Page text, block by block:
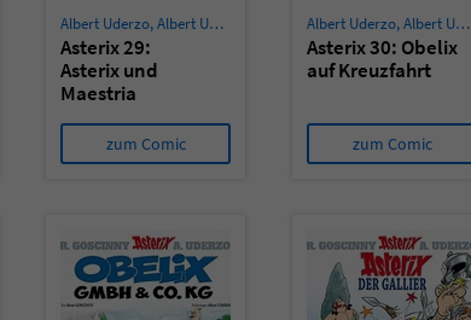
Albert Uderzo,Albert Uderzo
Asterix 29:
Asterix und
Maestria
zum Comic
Albert Uderzo,Albert Uderzo
Asterix 30: Obelix
auf Kreuzfahrt
zum Comic